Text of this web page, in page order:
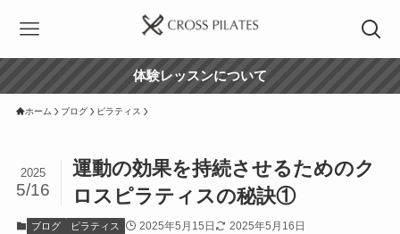
体験レッスンについて
ホーム ブログ ピラティス
運動の効果を持続させるためのク
ロスピラティスの秘訣①
2025
5/16
ブログ ピラティス 2025年5月15日 2025年5月16日